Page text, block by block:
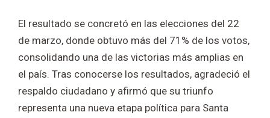
El resultado se concretó en las elecciones del 22
de marzo, donde obtuvo más del 71% de los votos,
consolidando una de las victorias más amplias en
el país. Tras conocerse los resultados, agradeció el
respaldo ciudadano y afirmó que su triunfo
representa una nueva etapa política para Santa